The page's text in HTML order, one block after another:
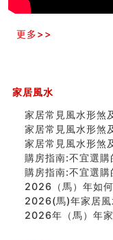
汽车风水
玄空本义(十)
套房風水怎麼看？
意！
精选1500个五行
玄空本义(九)
八字十神与坐基关
精选1000个五行属
人的面相看财运
玄空本义(八)
六爻算卦：测腹中
中國改革開放總設
测字（实例解释）
更多>>
家居風水
家居常見風水形煞
家居常見風水形煞
家居常見風水形煞
購房指南:不宜選
購房指南:不宜選
2026（馬）年如
2026(馬)年家居風
2026年（馬）年